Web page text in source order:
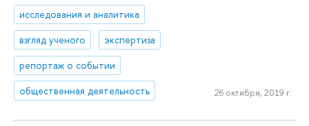
исследования и аналитика
взгляд ученого
экспертиза
репортаж о событии
общественная деятельность
26 октября, 2019 г.